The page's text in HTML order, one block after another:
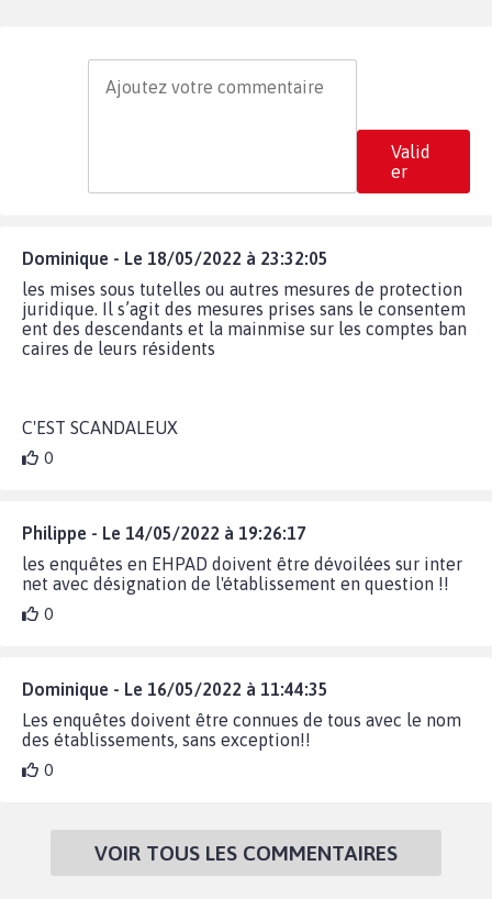
Valid
er
Dominique - Le 18/05/2022 à 23:32:05
les mises sous tutelles ou autres mesures de protection
juridique. Il s’agit des mesures prises sans le consentem
ent des descendants et la mainmise sur les comptes ban
caires de leurs résidents
C'EST SCANDALEUX
0
Philippe - Le 14/05/2022 à 19:26:17
les enquêtes en EHPAD doivent être dévoilées sur inter
net avec désignation de l'établissement en question !!
0
Dominique - Le 16/05/2022 à 11:44:35
Les enquêtes doivent être connues de tous avec le nom
des établissements, sans exception!!
0
VOIR TOUS LES COMMENTAIRES